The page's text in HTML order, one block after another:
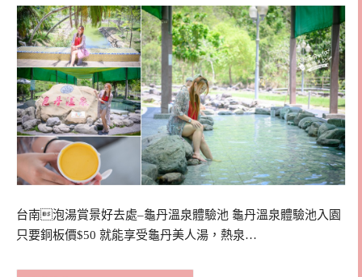
台南泡湯賞景好去處–龜丹溫泉體驗池 龜丹溫泉體驗池入園
只要銅板價$50 就能享受龜丹美人湯，熱泉…